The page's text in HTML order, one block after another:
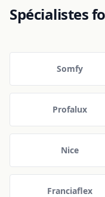
Spécialistes
Somfy
Profalux
Nice
Franciaflex